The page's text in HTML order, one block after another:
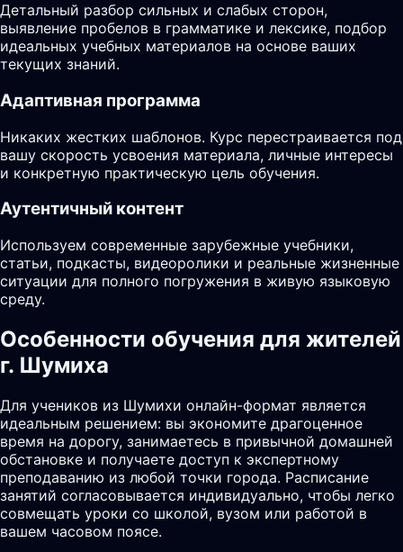
Детальный разбор сильных и слабых сторон,
выявление пробелов в грамматике и лексике, подбор
идеальных учебных материалов на основе ваших
текущих знаний.
Адаптивная программа
Никаких жестких шаблонов. Курс перестраивается под
вашу скорость усвоения материала, личные интересы
и конкретную практическую цель обучения.
Аутентичный контент
Используем современные зарубежные учебники,
статьи, подкасты, видеоролики и реальные жизненные
ситуации для полного погружения в живую языковую
среду.
Особенности обучения для жителей
г. Шумиха
Для учеников из Шумихи онлайн-формат является
идеальным решением: вы экономите драгоценное
время на дорогу, занимаетесь в привычной домашней
обстановке и получаете доступ к экспертному
преподаванию из любой точки города. Расписание
занятий согласовывается индивидуально, чтобы легко
совмещать уроки со школой, вузом или работой в
вашем часовом поясе.